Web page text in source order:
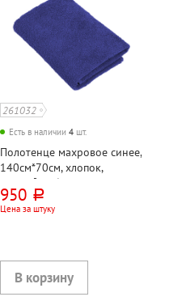
261032
Есть в наличии 4 шт.
Полотенце махровое синее,
140см*70см, хлопок,
380г⁄м², Узбекистан
950 руб.
Цена за штуку